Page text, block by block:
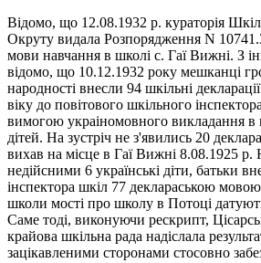
Відомо, що 12.08.1932 р. кураторія
Окруту видала Розпорядження N
мови навчання в школі с. Гаї Вижні. З
відомо, що 10.12.1932 року мешканці
народності внесли 94 шкільні
віку до повітового шкільного
вимогою украіномовного викладання в
дітей. На зустріч не з'явились 20
вихав на місце в Гаї Вижні 8.08.1925
недійсними 6 українські діти, батьки
інспектора шкіл 77 деклараською
школи мості про школу в Потоці
Саме тоді, виконуючи рескрипт,
крайова шкільна рада надіслала
зацікавленими сторонами стосовно